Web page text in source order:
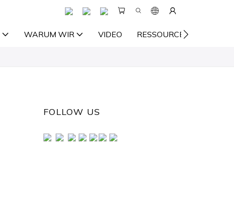
WARUM WIR VIDEO RESSOURCE
FOLLOW US